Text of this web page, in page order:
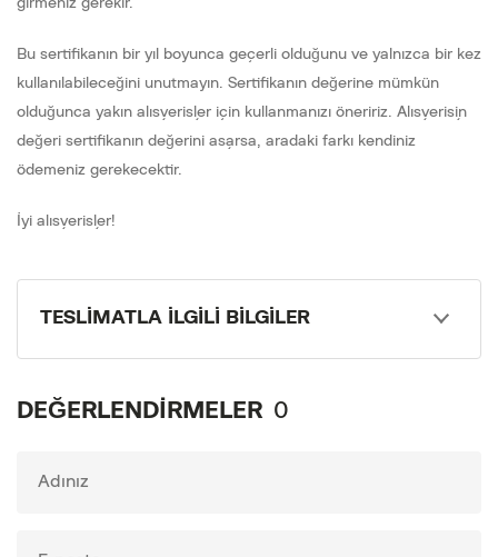
Bu sertifikanın bir yıl boyunca geçerli olduğunu ve yalnızca bir kez
kullanılabileceğini unutmayın. Sertifikanın değerine mümkün
olduğunca yakın alışverişler için kullanmanızı öneririz. Alışverişin
değeri sertifikanın değerini aşarsa, aradaki farkı kendiniz
ödemeniz gerekecektir.
İyi alışverişler!
TESLIMATLA ILGILI BILGILER
DEĞERLENDIRMELER 0